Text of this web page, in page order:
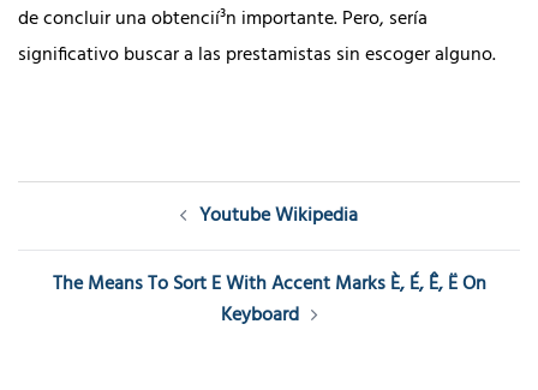
de concluir una obtencií³n importante. Pero, serí­a
significativo buscar a las prestamistas sin escoger alguno.
Post Youtube Wikipedia
The Means To Sort E With Accent Marks È, É, Ê, Ë On
Keyboard